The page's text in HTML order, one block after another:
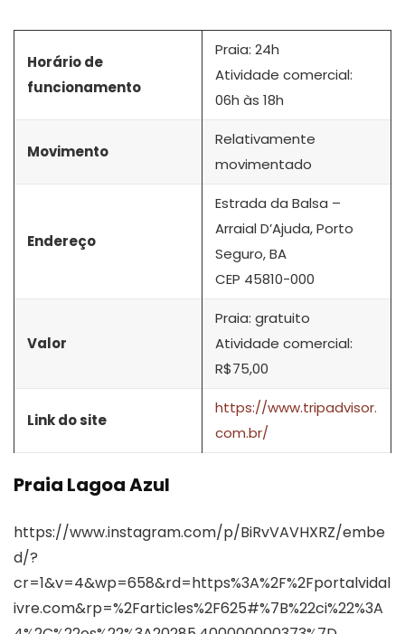
Horário de
funcionamento
Praia: 24h
Atividade comercial:
06h às 18h
Movimento
Relativamente
movimentado
Endereço
Estrada da Balsa –
Arraial D’Ajuda, Porto
Seguro, BA
CEP 45810-000
Valor
Praia: gratuito
Atividade comercial:
R$75,00
Link do site
https://www.tripadvisor.
com.br/
Praia Lagoa Azul
https://www.instagram.com/p/BiRvVAVHXRZ/embe
d/?
cr=1&v=4&wp=658&rd=https%3A%2F%2Fportalvidal
ivre.com&rp=%2Farticles%2F625#%7B%22ci%22%3A